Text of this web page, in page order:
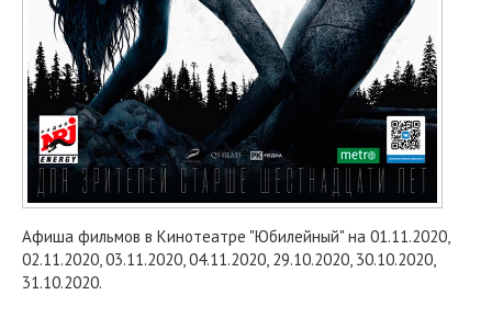
Афиша фильмов в Кинотеатре "Юбилейный" на 01.11.2020,
02.11.2020, 03.11.2020, 04.11.2020, 29.10.2020, 30.10.2020,
31.10.2020.